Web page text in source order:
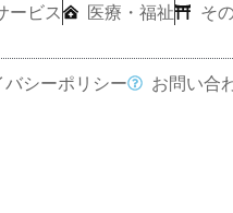
ービス 医療・福祉 そ
バシーポリシー お問い合